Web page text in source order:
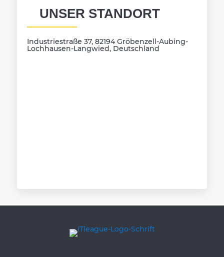
UNSER STANDORT
Industriestraße 37, 82194 Gröbenzell-Aubing-
Lochhausen-Langwied, Deutschland